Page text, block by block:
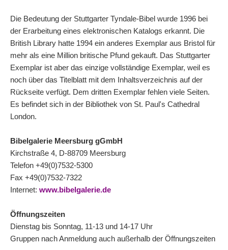
Die Bedeutung der Stuttgarter Tyndale-Bibel wurde 1996 bei
der Erarbeitung eines elektronischen Katalogs erkannt. Die
British Library hatte 1994 ein anderes Exemplar aus Bristol für
mehr als eine Million britische Pfund gekauft. Das Stuttgarter
Exemplar ist aber das einzige vollständige Exemplar, weil es
noch über das Titelblatt mit dem Inhaltsverzeichnis auf der
Rückseite verfügt. Dem dritten Exemplar fehlen viele Seiten.
Es befindet sich in der Bibliothek von St. Paul's Cathedral
London.
Bibelgalerie Meersburg gGmbH
Kirchstraße 4, D-88709 Meersburg
Telefon +49(0)7532-5300
Fax +49(0)7532-7322
Internet: www.bibelgalerie.de
Öffnungszeiten
Dienstag bis Sonntag, 11-13 und 14-17 Uhr
Gruppen nach Anmeldung auch außerhalb der Öffnungszeiten